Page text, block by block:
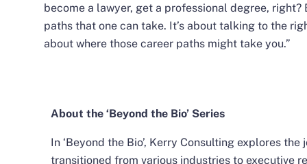
become a lawyer, get a professional degree,
paths that one can take. It’s about talking to the
about where those career paths might take you.”
About the ‘Beyond the Bio’ Series
In ‘Beyond the Bio’, Kerry Consulting explores
transitioned from various industries to executive